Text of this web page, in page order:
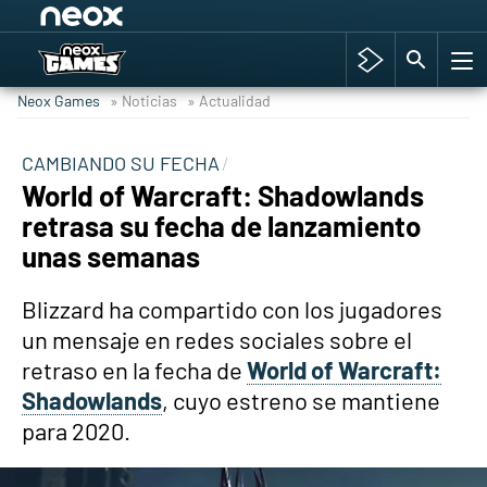
Hyrule Warriors: La Era del Cataclismo
Cyberpunk 2077
Hyrule Warriors
Neox Games » Noticias » Actualidad
CAMBIANDO SU FECHA
World of Warcraft: Shadowlands
retrasa su fecha de lanzamiento
unas semanas
Blizzard ha compartido con los jugadores
un mensaje en redes sociales sobre el
retraso en la fecha deWorld of Warcraft:
Shadowlands, cuyo estreno se mantiene
para 2020.